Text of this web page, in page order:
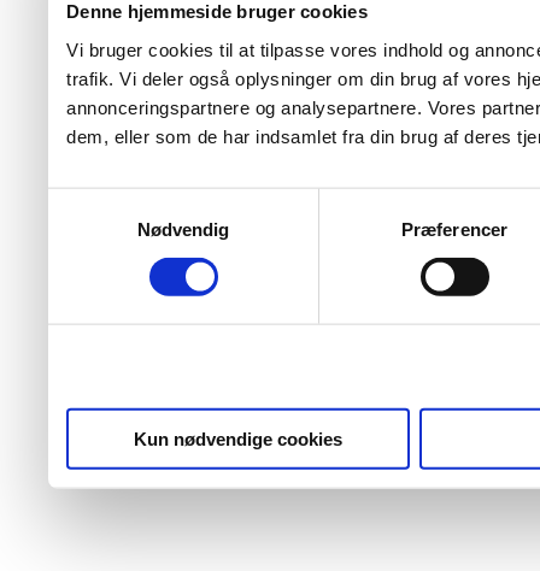
Denne hjemmeside bruger cookies
Vi bruger cookies til at tilpasse vores indhold og
trafik. Vi deler også oplysninger om din brug af vores
annonceringspartnere og analysepartnere. Vores
dem, eller som de har indsamlet fra din brug af deres
Nødvendig
Præferencer
Kun nødvendige cookies